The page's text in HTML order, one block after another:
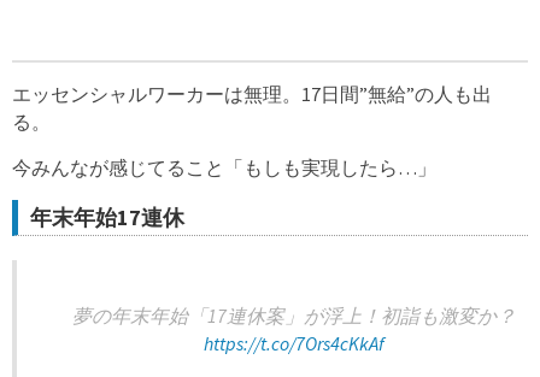
エッセンシャルワーカーは無理。17日間”無給”の人も出
る。
今みんなが感じてること「もしも実現したら…」
年末年始17連休
夢の年末年始「17連休案」が浮上！初詣も激変か？
https://t.co/7Ors4cKkAf